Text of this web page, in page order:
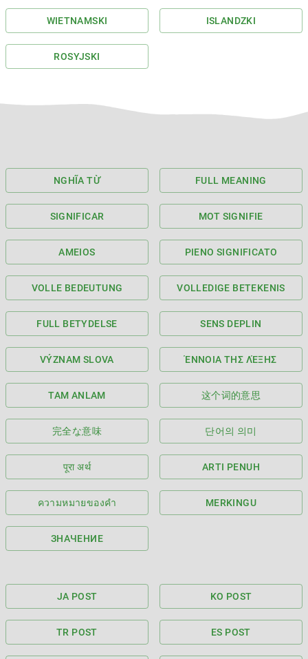
WIETNAMSKI ISLANDZKI
ROSYJSKI
NGHĨA TỪ FULL MEANING
SIGNIFICAR MOT SIGNIFIE
AMEIOS PIENO SIGNIFICATO
VOLLE BEDEUTUNG VOLLEDIGE BETEKENIS
FULL BETYDELSE SENS DEPLIN
VÝZNAM SLOVA ΈΝΝΟΙΑ ΤΗΣ ΛΈΞΗΣ
TAM ANLAM 这个词的意思
完全な意味 단어의 의미
पूरा अर्थ ARTI PENUH
ความหมายของคำ MERKINGU
ЗНАЧЕНИЕ
JA POST KO POST
TR POST ES POST